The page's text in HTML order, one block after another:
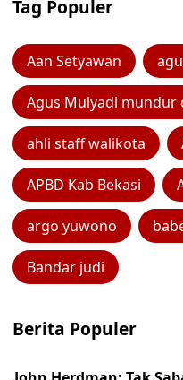
Tag Populer
Aan Setyawan
Agus Mulyadi mundur
ahli staff walikota
APBD Kab Bekasi
argo yuwono
Bandar judi
Berita Populer